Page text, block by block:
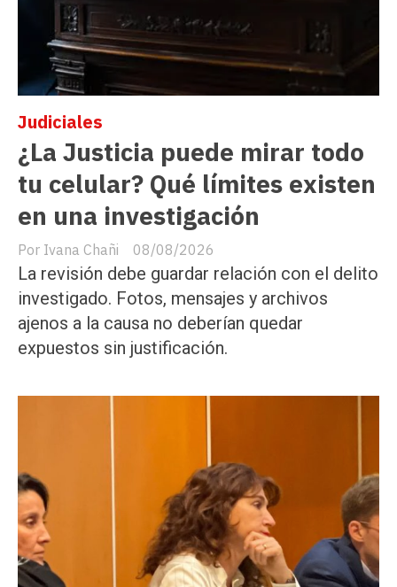
¿La Justicia puede mirar todo
tu celular? Qué límites existen
en una investigación
Ivana Chañi
Judiciales
08/08/2026
La revisión debe guardar relación con el delito
investigado. Fotos, mensajes y archivos
ajenos a la causa no deberían quedar
expuestos sin justificación.